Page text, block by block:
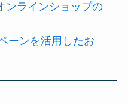
ンラインショップの
ーンを活用したお